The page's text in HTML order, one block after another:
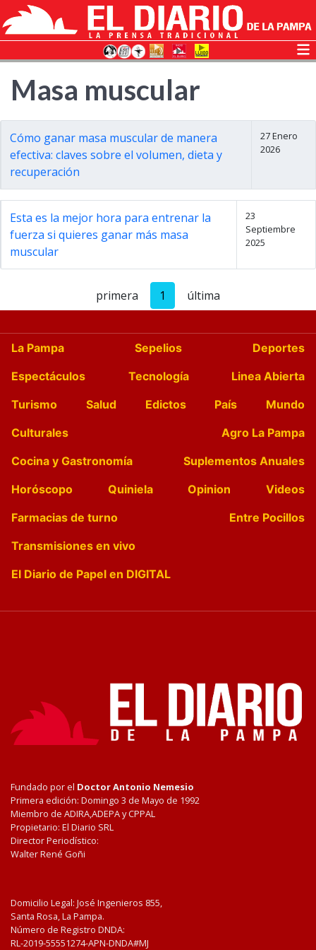
Masa muscular
Cómo ganar masa muscular de manera
efectiva: claves sobre el volumen, dieta y
recuperación
27 Enero
2026
Esta es la mejor hora para entrenar la
fuerza si quieres ganar más masa
muscular
23
Septiembre
2025
primera 1 última
La Pampa Sepelios
Deportes
Espectáculos
Tecnología
Linea Abierta
Turismo
Salud Edictos País
Mundo
Culturales
Agro La Pampa
Cocina y Gastronomía
Suplementos Anuales
Horóscopo
Quiniela Opinion
Videos
Farmacias de turno
Entre Pocillos
Transmisiones en vivo
El Diario de Papel en DIGITAL
Fundado por el Doctor Antonio Nemesio
Primera edición: Domingo 3 de Mayo de 1992
Miembro de ADIRA,ADEPA y CPPAL
Propietario: El Diario SRL
Director Periodístico:
Walter René Goñi
Domicilio Legal: José Ingenieros 855,
Santa Rosa, La Pampa.
Número de Registro DNDA:
RL-2019-55551274-APN-DNDA#MJ